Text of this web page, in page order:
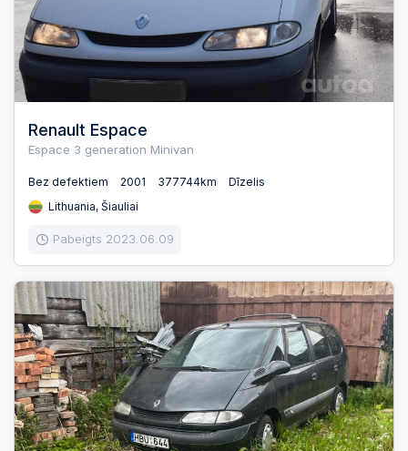
Renault Espace
Espace 3 generation Minivan
Bez defektiem 2001 377744km
Dīzelis
Lithuania, Šiauliai
Pabeigts 2023.06.09